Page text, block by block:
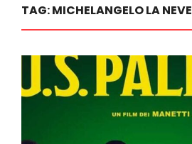
TAG:MICHELANGELO LA NEVE